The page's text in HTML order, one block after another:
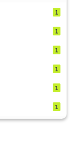
1
1
1
1
1
1